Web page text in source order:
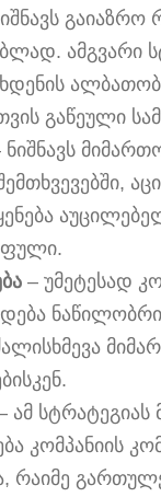
გაიაზრო
ამგვარი
გაწეული
– უმეტესად
ამ სტრატეგიას
კომპანიის
რაიმე